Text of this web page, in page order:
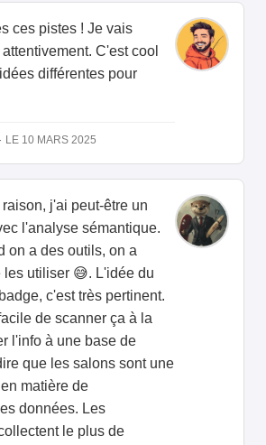
ces pistes ! Je vais
C'est cool
différentes pour
LE 10 MARS 2025
j'ai peut-être un
l'analyse sémantique.
on a des outils, on a
les utiliser 😅. L'idée du
c'est très pertinent.
de scanner ça à la
l'info à une base de
que les salons sont une
matière de
données. Les
le plus de